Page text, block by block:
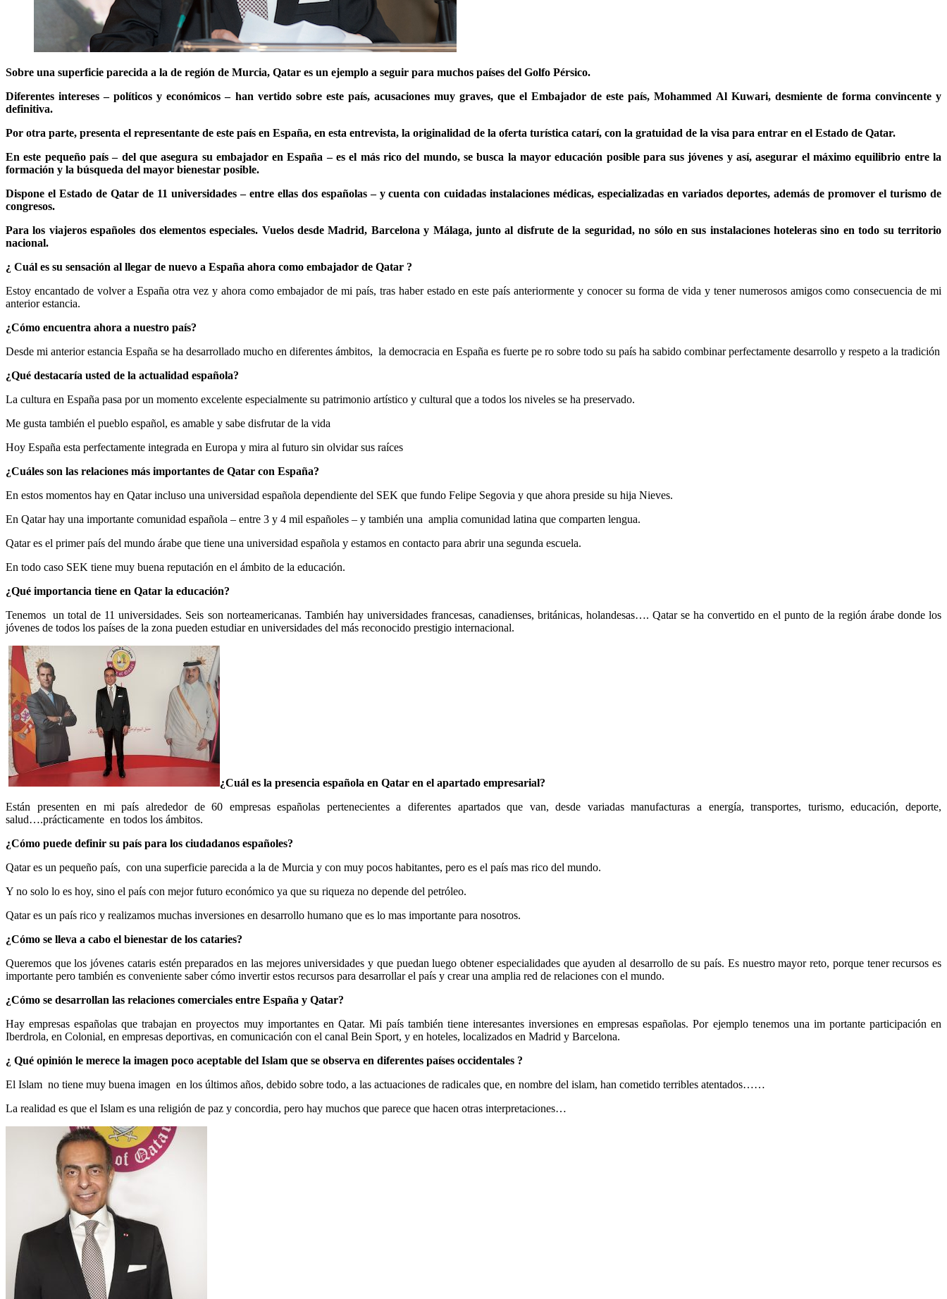
Sobre una superficie parecida a la de región de Murcia, Qatar es un ejemplo a seguir para muchos países del Golfo Pérsico.
Diferentes intereses – políticos y económicos – han vertido sobre este país, acusaciones muy graves, que el Embajador de este país, Mohammed Al Kuwari, desmiente de forma convincente y
definitiva.
Por otra parte, presenta el representante de este país en España, en esta entrevista, la originalidad de la oferta turística catarí, con la gratuidad de la visa para entrar en el Estado de Qatar.
En este pequeño país – del que asegura su embajador en España – es el más rico del mundo, se busca la mayor educación posible para sus jóvenes y así, asegurar el máximo equilibrio entre la
formación y la búsqueda del mayor bienestar posible.
Dispone el Estado de Qatar de 11 universidades – entre ellas dos españolas – y cuenta con cuidadas instalaciones médicas, especializadas en variados deportes, además de promover el turismo de
congresos.
Para los viajeros españoles dos elementos especiales. Vuelos desde Madrid, Barcelona y Málaga, junto al disfrute de la seguridad, no sólo en sus instalaciones hoteleras sino en todo su territorio
nacional.
¿ Cuál es su sensación al llegar de nuevo a España ahora como embajador de Qatar ?
Estoy encantado de volver a España otra vez y ahora como embajador de mi país, tras haber estado en este país anteriormente y conocer su forma de vida y tener numerosos amigos como consecuencia de mi
anterior estancia.
¿Cómo encuentra ahora a nuestro país?
Desde mi anterior estancia España se ha desarrollado mucho en diferentes ámbitos, la democracia en España es fuerte pe ro sobre todo su país ha sabido combinar perfectamente desarrollo y respeto a la tradición
¿Qué destacaría usted de la actualidad española?
La cultura en España pasa por un momento excelente especialmente su patrimonio artístico y cultural que a todos los niveles se ha preservado.
Me gusta también el pueblo español, es amable y sabe disfrutar de la vida
Hoy España esta perfectamente integrada en Europa y mira al futuro sin olvidar sus raíces
¿Cuáles son las relaciones más importantes de Qatar con España?
En estos momentos hay en Qatar incluso una universidad española dependiente del SEK que fundo Felipe Segovia y que ahora preside su hija Nieves.
En Qatar hay una importante comunidad española – entre 3 y 4 mil españoles – y también una amplia comunidad latina que comparten lengua.
Qatar es el primer país del mundo árabe que tiene una universidad española y estamos en contacto para abrir una segunda escuela.
En todo caso SEK tiene muy buena reputación en el ámbito de la educación.
¿Qué importancia tiene en Qatar la educación?
Tenemos un total de 11 universidades. Seis son norteamericanas. También hay universidades francesas, canadienses, británicas, holandesas…. Qatar se ha convertido en el punto de la región árabe donde los
jóvenes de todos los países de la zona pueden estudiar en universidades del más reconocido prestigio internacional.
¿Cuál es la presencia española en Qatar en el apartado empresarial?
Están presenten en mi país alrededor de 60 empresas españolas pertenecientes a diferentes apartados que van, desde variadas manufacturas a energía, transportes, turismo, educación, deporte,
salud….prácticamente en todos los ámbitos.
¿Cómo puede definir su país para los ciudadanos españoles?
Qatar es un pequeño país, con una superficie parecida a la de Murcia y con muy pocos habitantes, pero es el país mas rico del mundo.
Y no solo lo es hoy, sino el país con mejor futuro económico ya que su riqueza no depende del petróleo.
Qatar es un país rico y realizamos muchas inversiones en desarrollo humano que es lo mas importante para nosotros.
¿Cómo se lleva a cabo el bienestar de los cataries?
Queremos que los jóvenes cataris estén preparados en las mejores universidades y que puedan luego obtener especialidades que ayuden al desarrollo de su país. Es nuestro mayor reto, porque tener recursos es
importante pero también es conveniente saber cómo invertir estos recursos para desarrollar el país y crear una amplia red de relaciones con el mundo.
¿Cómo se desarrollan las relaciones comerciales entre España y Qatar?
Hay empresas españolas que trabajan en proyectos muy importantes en Qatar. Mi país también tiene interesantes inversiones en empresas españolas. Por ejemplo tenemos una im portante participación en
Iberdrola, en Colonial, en empresas deportivas, en comunicación con el canal Bein Sport, y en hoteles, localizados en Madrid y Barcelona.
¿ Qué opinión le merece la imagen poco aceptable del Islam que se observa en diferentes países occidentales ?
El Islam no tiene muy buena imagen en los últimos años, debido sobre todo, a las actuaciones de radicales que, en nombre del islam, han cometido terribles atentados……
La realidad es que el Islam es una religión de paz y concordia, pero hay muchos que parece que hacen otras interpretaciones…